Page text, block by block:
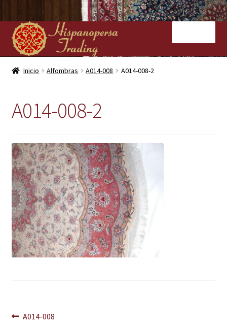
Ir
a
la
navegación
Ir
al
contenido
Inicio
Kilims
Contacto
Inicio Alfombras A014-008 A014-008-2
A014-008-2
Navegación
Anterior:
A014-008